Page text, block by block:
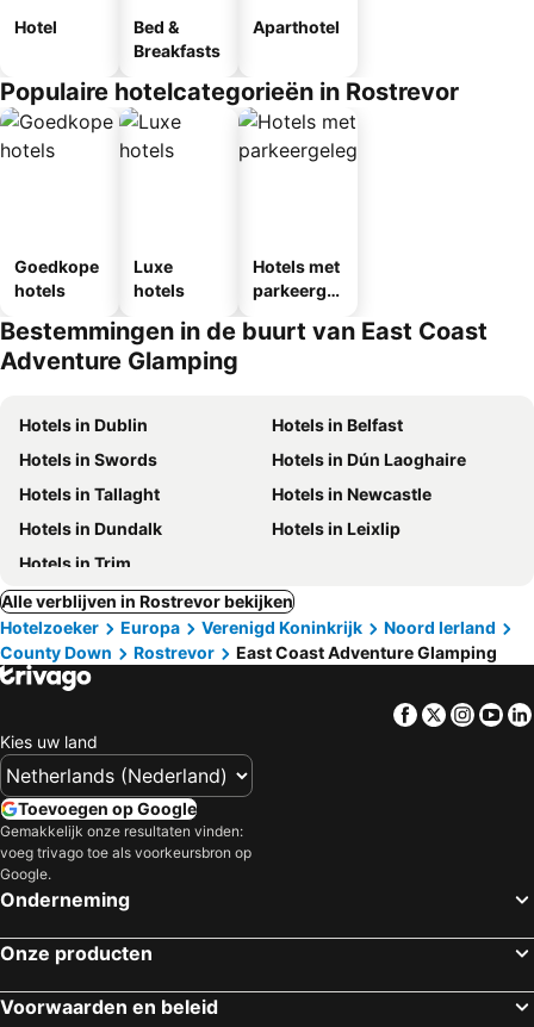
Hotel
Bed &
Breakfasts
Aparthotel
Populaire hotelcategorieën in Rostrevor
Goedkope
hotels
Luxe
hotels
Hotels met
parkeergel
Bestemmingen in de buurt van East Coast
Adventure Glamping
Hotels in Dublin
Hotels in Belfast
Hotels in Swords
Hotels in Dún Laoghaire
Hotels in Tallaght
Hotels in Newcastle
Hotels in Dundalk
Hotels in Leixlip
Hotels in Trim
Alle verblijven in Rostrevor bekijken
Hotelzoeker
Europa Verenigd Koninkrijk
Noord Ierland
County Down
Rostrevor East Coast Adventure Glamping
Facebook
Twitter
Kies uw land
Toevoegen op Google
Gemakkelijk onze resultaten vinden:
voeg trivago toe als voorkeursbron op
Google.
Onderneming
Onze producten
Voorwaarden en beleid